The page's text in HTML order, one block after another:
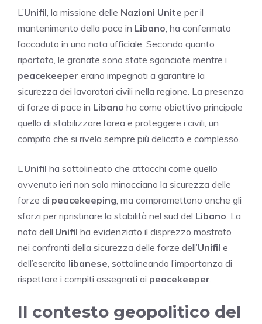
L’Unifil, la missione delle Nazioni Unite per il
mantenimento della pace in Libano, ha confermato
l’accaduto in una nota ufficiale. Secondo quanto
riportato, le granate sono state sganciate mentre i
peacekeeper erano impegnati a garantire la
sicurezza dei lavoratori civili nella regione. La presenza
di forze di pace in Libano ha come obiettivo principale
quello di stabilizzare l’area e proteggere i civili, un
compito che si rivela sempre più delicato e complesso.
L’Unifil ha sottolineato che attacchi come quello
avvenuto ieri non solo minacciano la sicurezza delle
forze di peacekeeping, ma compromettono anche gli
sforzi per ripristinare la stabilità nel sud del Libano. La
nota dell’Unifil ha evidenziato il disprezzo mostrato
nei confronti della sicurezza delle forze dell’Unifil e
dell’esercito libanese, sottolineando l’importanza di
rispettare i compiti assegnati ai peacekeeper.
Il contesto geopolitico del